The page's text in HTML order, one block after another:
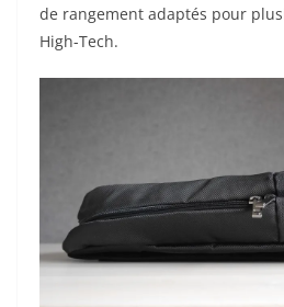
de rangement adaptés pour
High-Tech.